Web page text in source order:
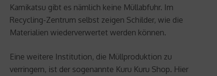
Kamikatsu gibt es nämlich keine Müllabfuhr. Im
Recycling-Zentrum selbst zeigen Schilder, wie die
Materialien wiederverwertet werden können.
Eine weitere Institution, die Müllproduktion zu
verringern, ist der sogenannte Kuru Kuru Shop. Hier